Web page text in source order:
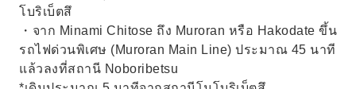
โบริเบ็ตสึ
・จาก Minami Chitose ถึง Muroran หรือ Hakodate ขึ้น
รถไฟด่วนพิเศษ (Muroran Main Line) ประมาณ 45 นาที
แล้วลงที่สถานี Noboribetsu